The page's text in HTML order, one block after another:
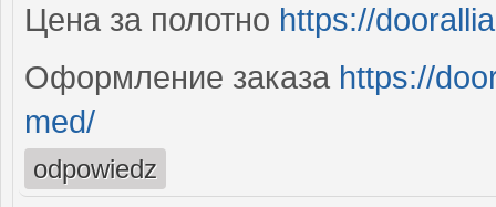
Цена за полотно https://
Оформление заказа https://
med/
odpowiedz